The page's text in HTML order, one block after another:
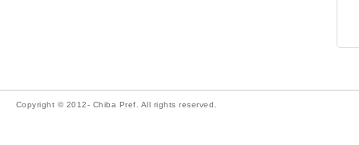
Copyright © 2012- Chiba Pref. All rights reserved.